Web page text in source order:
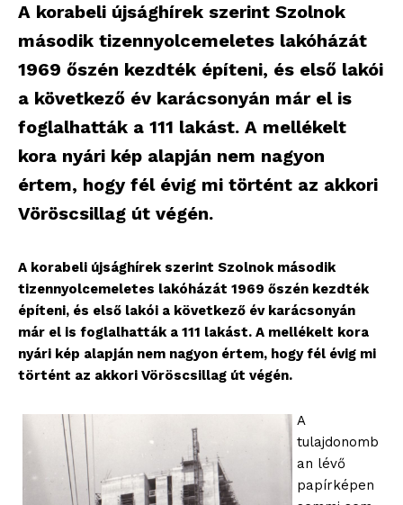
A korabeli újsághírek szerint Szolnok
második tizennyolcemeletes lakóházát
1969 őszén kezdték építeni, és első lakói
a következő év karácsonyán már el is
foglalhatták a 111 lakást. A mellékelt
kora nyári kép alapján nem nagyon
értem, hogy fél évig mi történt az akkori
Vöröscsillag út végén.
A korabeli újsághírek szerint Szolnok második
tizennyolcemeletes lakóházát 1969 őszén kezdték
építeni, és első lakói a következő év karácsonyán
már el is foglalhatták a 111 lakást. A mellékelt kora
nyári kép alapján nem nagyon értem, hogy fél évig mi
történt az akkori Vöröscsillag út végén.
A
tulajdonomb
an lévő
papírképen